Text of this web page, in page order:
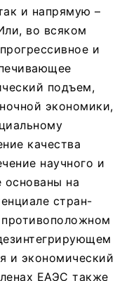
и напрямую –
во всяком
и
подъем,
экономики,
качества
научного и
основаны на
стран-
и экономический
ЕАЭС также